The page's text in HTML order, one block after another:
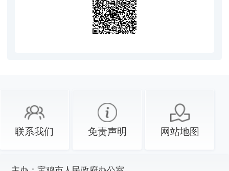
联系我们 免责声明 网站地图